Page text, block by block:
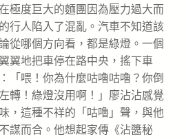
極度巨大的麵團因為壓力過大而
行人陷入了混亂。汽車不知道該
從哪個方向看，都是綠燈。一個
翼地把車停在路中央，搖下車
「喂！你為什麼咕嚕咕嚕？你倒
轉！綠燈沒用啊！」廖沾沾感覺
，這種不祥的「咕嚕」聲，與他
謀而合。他想起家傳《沾醬秘